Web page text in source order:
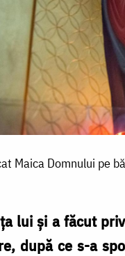
Maica Domnului pe
lui şi a făcut
după ce s-a